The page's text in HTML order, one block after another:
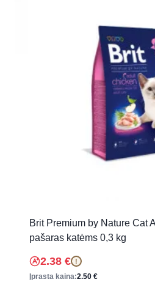
Brit Premium by Nature Cat
pašaras katėms 0,3 kg
2.38 € !
Įprasta kaina:2.50 €